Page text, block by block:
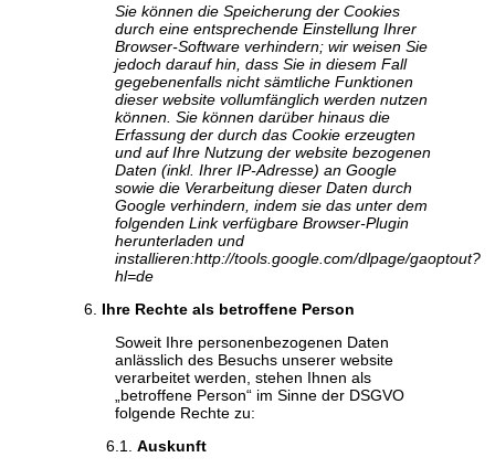
Sie können die Speicherung der Cookies
durch eine entsprechende Einstellung Ihrer
Browser-Software verhindern; wir weisen Sie
jedoch darauf hin, dass Sie in diesem Fall
gegebenenfalls nicht sämtliche Funktionen
dieser website vollumfänglich werden nutzen
können. Sie können darüber hinaus die
Erfassung der durch das Cookie erzeugten
und auf Ihre Nutzung der website bezogenen
Daten (inkl. Ihrer IP-Adresse) an Google
sowie die Verarbeitung dieser Daten durch
Google verhindern, indem sie das unter dem
folgenden Link verfügbare Browser-Plugin
herunterladen und
installieren:http://tools.google.com/dlpage/gaoptout?
hl=de
Ihre Rechte als betroffene Person
Soweit Ihre personenbezogenen Daten
anlässlich des Besuchs unserer website
verarbeitet werden, stehen Ihnen als
„betroffene Person“ im Sinne der DSGVO
folgende Rechte zu:
Auskunft